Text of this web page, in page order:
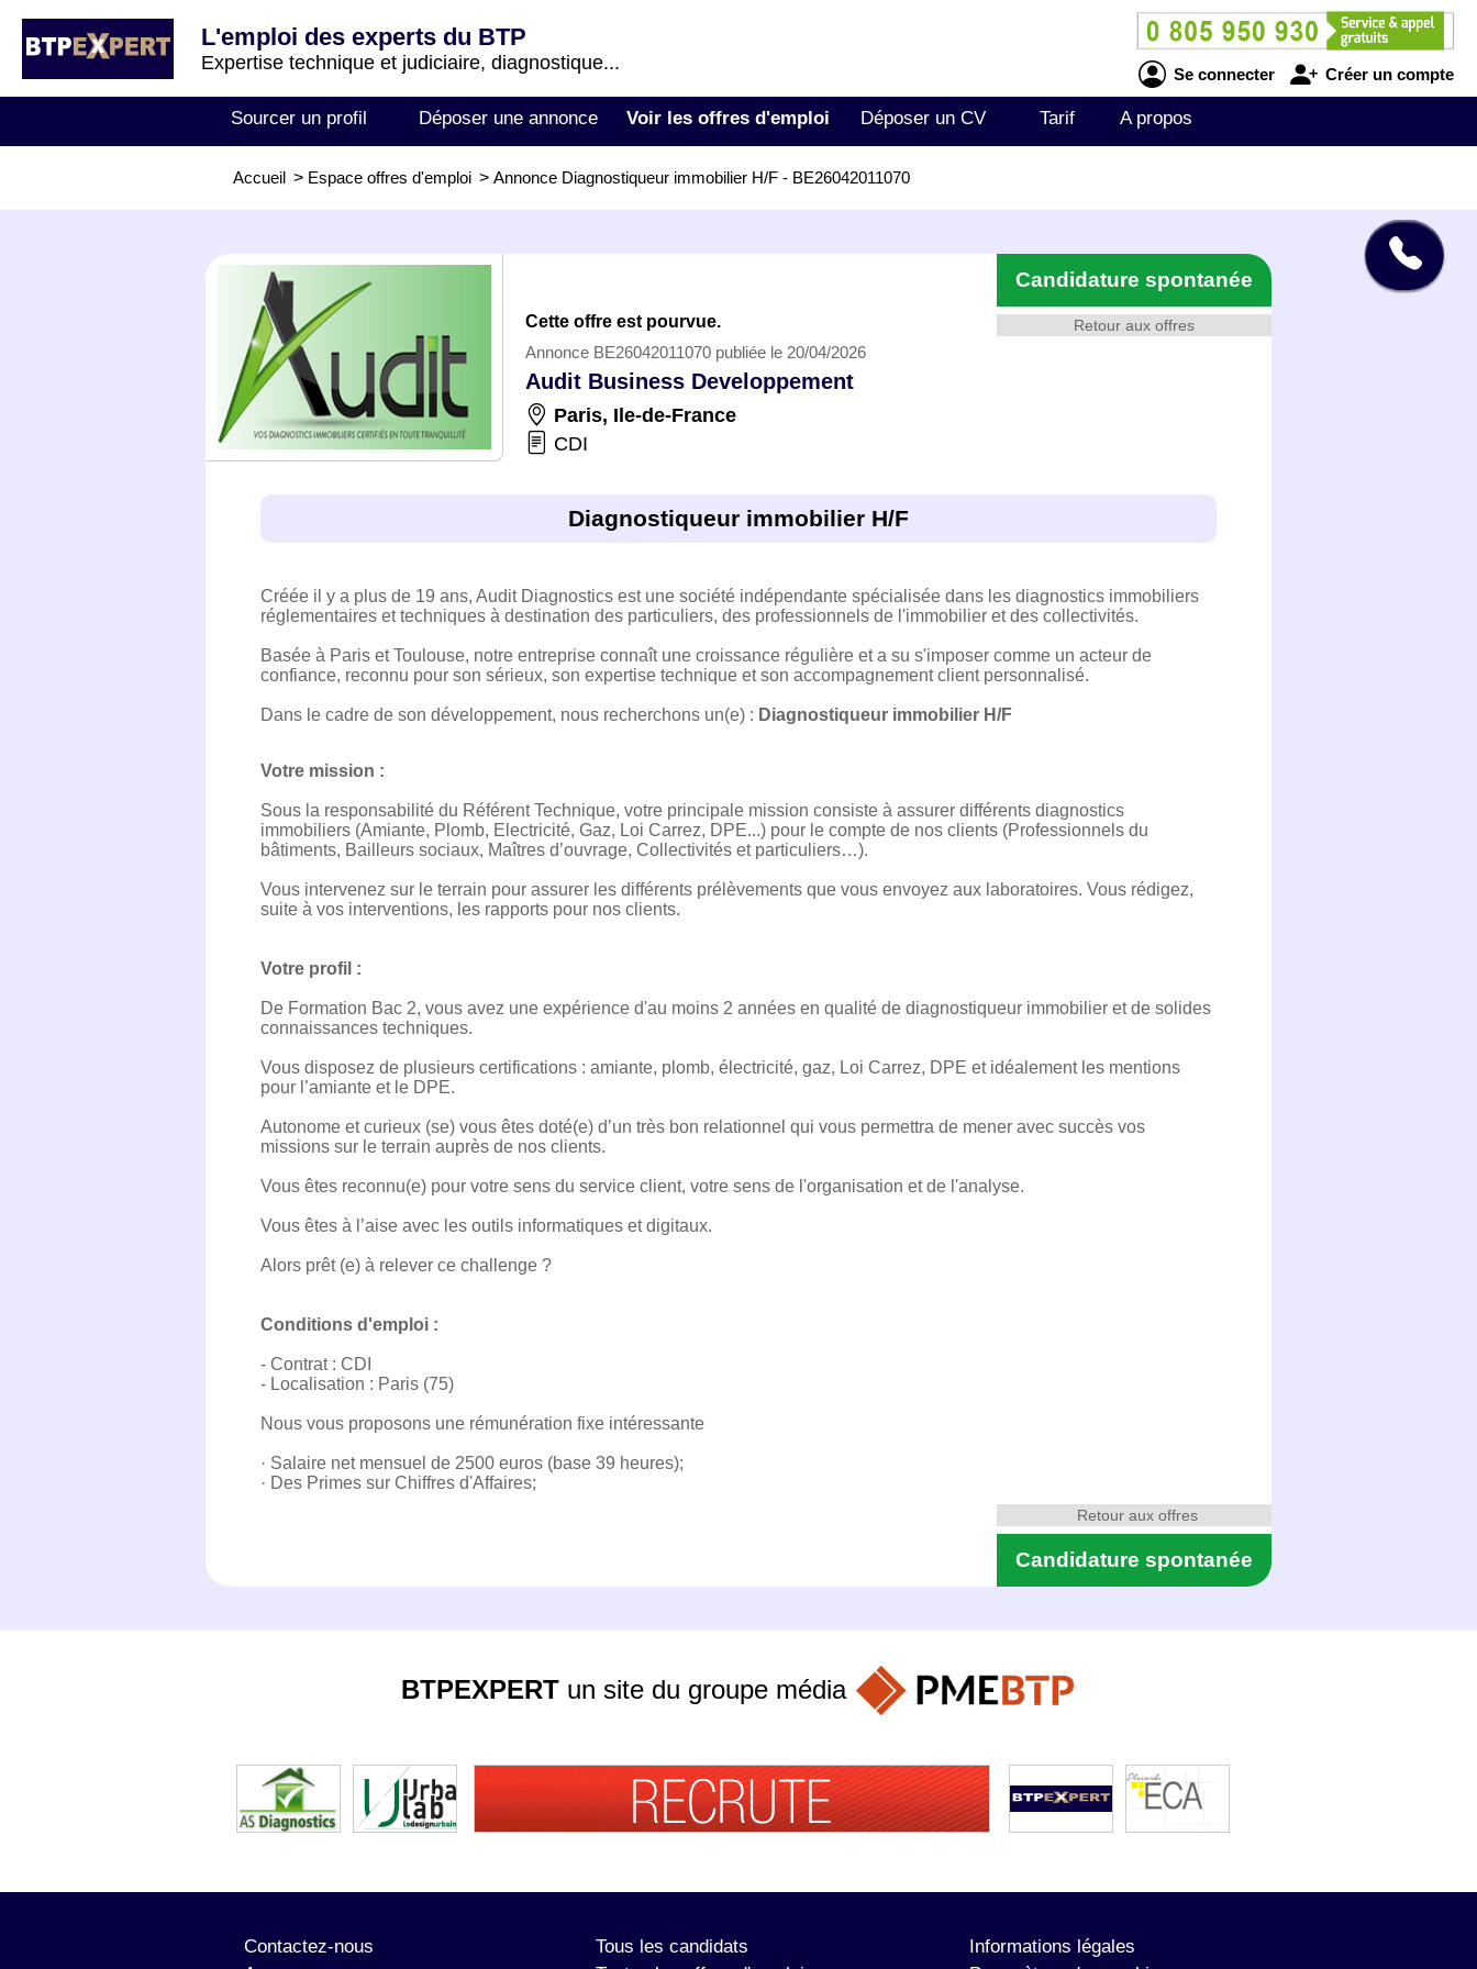
L'emploi des experts du BTP
Expertise technique et judiciaire, diagnostique...
Se connecter Créer un compte
Sourcer un profil Déposer une annonce Voir les offres d'emploi Déposer un CV Tarif A propos
Accueil > Espace offres d'emploi > Annonce Diagnostiqueur immobilier H/F - BE26042011070
Retour aux offres
Candidature spontanée
Cette offre est pourvue.
Annonce BE26042011070 publiée le 20/04/2026
Audit Business Developpement
Paris, Ile-de-France
CDI
Diagnostiqueur immobilier H/F
Créée il y a plus de 19 ans, Audit Diagnostics est une société indépendante spécialisée dans les diagnostics immobiliers
réglementaires et techniques à destination des particuliers, des professionnels de l'immobilier et des collectivités.
Basée à Paris et Toulouse, notre entreprise connaît une croissance régulière et a su s'imposer comme un acteur de
confiance, reconnu pour son sérieux, son expertise technique et son accompagnement client personnalisé.
Dans le cadre de son développement, nous recherchons un(e) : Diagnostiqueur immobilier H/F
Votre mission :
Sous la responsabilité du Référent Technique, votre principale mission consiste à assurer différents diagnostics
immobiliers (Amiante, Plomb, Electricité, Gaz, Loi Carrez, DPE...) pour le compte de nos clients (Professionnels du
bâtiments, Bailleurs sociaux, Maîtres d’ouvrage, Collectivités et particuliers…).
Vous intervenez sur le terrain pour assurer les différents prélèvements que vous envoyez aux laboratoires. Vous rédigez,
suite à vos interventions, les rapports pour nos clients.
Votre profil :
De Formation Bac 2, vous avez une expérience d'au moins 2 années en qualité de diagnostiqueur immobilier et de solides
connaissances techniques.
Vous disposez de plusieurs certifications : amiante, plomb, électricité, gaz, Loi Carrez, DPE et idéalement les mentions
pour l’amiante et le DPE.
Autonome et curieux (se) vous êtes doté(e) d’un très bon relationnel qui vous permettra de mener avec succès vos
missions sur le terrain auprès de nos clients.
Vous êtes reconnu(e) pour votre sens du service client, votre sens de l'organisation et de l'analyse.
Vous êtes à l’aise avec les outils informatiques et digitaux.
Alors prêt (e) à relever ce challenge ?
Conditions d'emploi :
- Contrat : CDI
- Localisation : Paris (75)
Nous vous proposons une rémunération fixe intéressante
· Salaire net mensuel de 2500 euros (base 39 heures);
· Des Primes sur Chiffres d'Affaires;
Candidature spontanée
Retour aux offres
BTPEXPERTun site du groupe média
Contactez-nous
Tous les candidats
Informations légales